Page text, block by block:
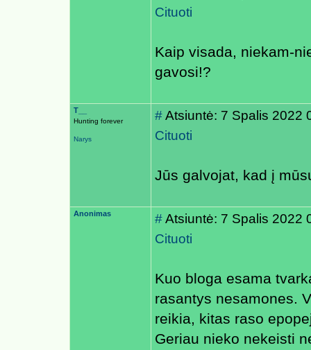
Cituoti
Kaip visada, niekam-
gavosi!?
T__
Hunting forever
Narys
#Atsiuntė: 7 Spalis 2022
Cituoti
Jūs galvojat, kad į
Anonimas #Atsiuntė: 7 Spalis 2022
Cituoti
Kuo bloga esama
rasantys nesamones.
reikia, kitas raso
Geriau nieko nekeisti